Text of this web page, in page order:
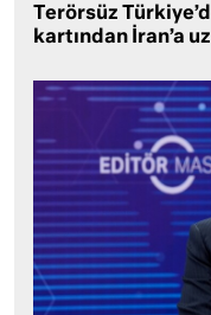
Terörsüz
kartından İran’a